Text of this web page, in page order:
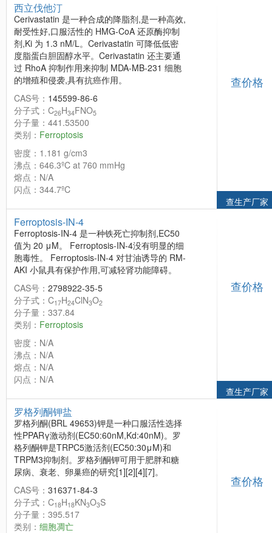
西立伐他汀
Cerivastatin 是一种合成的降脂剂,是一种高效,
耐受性好,口服活性的 HMG-CoA 还原酶抑制
剂,Ki 为 1.3 nM/L。Cerivastatin 可降低低密
度脂蛋白胆固醇水平。Cerivastatin 还主要通
过 RhoA 抑制作用来抑制 MDA-MB-231 细胞
的增殖和侵袭,具有抗癌作用。
CAS号： 145599-86-6
分子式：C26H34FNO5
分子量：441.53500
类别： Ferroptosis
密度：1.181 g/cm3
沸点：646.3ºC at 760 mmHg
熔点：N/A
闪点：344.7ºC
查价格
查生产厂家
Ferroptosis-IN-4
Ferroptosis-IN-4 是一种铁死亡抑制剂,EC50
值为 20 μM。 Ferroptosis-IN-4没有明显的细
胞毒性。 Ferroptosis-IN-4 对甘油诱导的 RM-
AKI 小鼠具有保护作用,可减轻肾功能障碍。
CAS号： 2798922-35-5
分子式：C17H24ClN3O2
分子量：337.84
类别： Ferroptosis
密度：N/A
沸点：N/A
熔点：N/A
闪点：N/A
查价格
查生产厂家
罗格列酮钾盐
罗格列酮(BRL 49653)钾是一种口服活性选择
性PPARγ激动剂(EC50:60nM,Kd:40nM)。罗
格列酮钾是TRPC5激活剂(EC50:30μM)和
TRPM3抑制剂。罗格列酮钾可用于肥胖和糖
尿病、衰老、卵巢癌的研究[1][2][4][7]。
CAS号： 316371-84-3
分子式：C18H18KN3O3S
分子量：395.517
类别： 细胞凋亡
查价格